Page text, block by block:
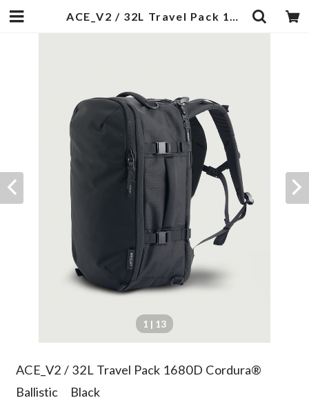
ACE_V2 / 32L Travel Pack 1680D Cordura® Ballistic Black | 武蔵小杉のセレクトショップ【ナクール】-nakool-
1 | 13
ACE_V2 / 32L Travel Pack 1680D Cordura®
Ballistic Black